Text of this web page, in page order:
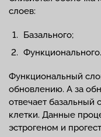
слоев:
Базального;
Функционального.
Функциональный
обновлению. А за
отвечает базальный
клетки. Данные
эстрогеном и